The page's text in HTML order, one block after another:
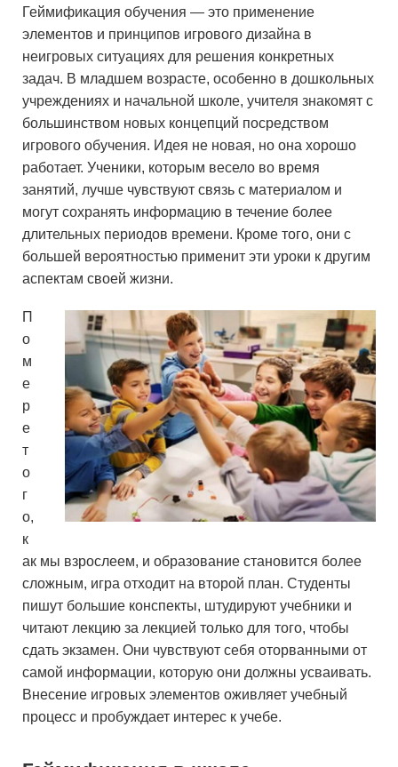
Геймификация обучения — это применение
элементов и принципов игрового дизайна в
неигровых ситуациях для решения конкретных
задач. В младшем возрасте, особенно в дошкольных
учреждениях и начальной школе, учителя знакомят с
большинством новых концепций посредством
игрового обучения. Идея не новая, но она хорошо
работает. Ученики, которым весело во время
занятий, лучше чувствуют связь с материалом и
могут сохранять информацию в течение более
длительных периодов времени. Кроме того, они с
большей вероятностью применит эти уроки к другим
аспектам своей жизни.
П
о
м
е
р
е
т
о
г
о,
к
ак мы взрослеем, и образование становится более
сложным, игра отходит на второй план. Студенты
пишут большие конспекты, штудируют учебники и
читают лекцию за лекцией только для того, чтобы
сдать экзамен. Они чувствуют себя оторванными от
самой информации, которую они должны усваивать.
Внесение игровых элементов оживляет учебный
процесс и пробуждает интерес к учебе.